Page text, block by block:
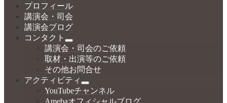
プロフィール
講演会・司会
講演会ブログ
コンタクト
講演会・司会のご依頼
取材・出演等のご依頼
その他お問合せ
アクティビティ
YouTubeチャンネル
Amebaオフィシャルブログ